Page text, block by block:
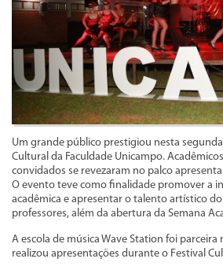
Um grande público prestigiou nesta
Cultural da Faculdade Unicampo.
convidados se revezaram no palco
O evento teve como finalidade promover a
acadêmica e apresentar o talento artístico
professores, além da abertura da Semana
A escola de música Wave Station foi
realizou apresentações durante o Festival